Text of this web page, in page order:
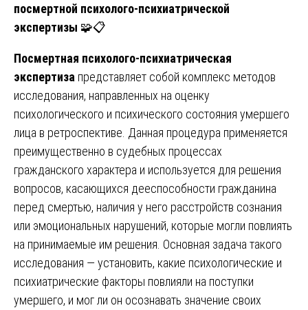
посмертной психолого-психиатрической
экспертизы 🧩📋
Посмертная психолого-психиатрическая
экспертиза представляет собой комплекс методов
исследования, направленных на оценку
психологического и психического состояния умершего
лица в ретроспективе. Данная процедура применяется
преимущественно в судебных процессах
гражданского характера и используется для решения
вопросов, касающихся дееспособности гражданина
перед смертью, наличия у него расстройств сознания
или эмоциональных нарушений, которые могли повлиять
на принимаемые им решения. Основная задача такого
исследования — установить, какие психологические и
психиатрические факторы повлияли на поступки
умершего, и мог ли он осознавать значение своих